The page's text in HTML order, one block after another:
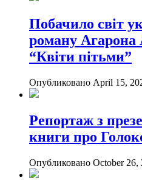
Побачило світ
роману Агарона
“Квіти пітьми”
Опубликовано April 15,
Репортаж з
книги про
Опубликовано October 26,